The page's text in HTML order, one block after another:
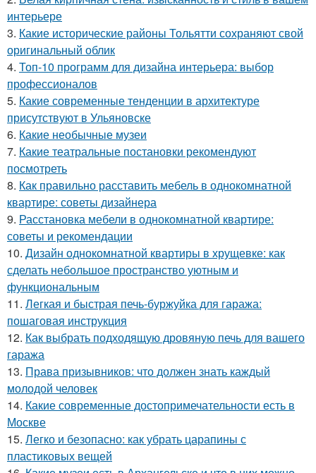
интерьере
3. Какие исторические районы Тольятти сохраняют свой
оригинальный облик
4. Топ-10 программ для дизайна интерьера: выбор
профессионалов
5. Какие современные тенденции в архитектуре
присутствуют в Ульяновске
6. Какие необычные музеи
7. Какие театральные постановки рекомендуют
посмотреть
8. Как правильно расставить мебель в однокомнатной
квартире: советы дизайнера
9. Расстановка мебели в однокомнатной квартире:
советы и рекомендации
10. Дизайн однокомнатной квартиры в хрущевке: как
сделать небольшое пространство уютным и
функциональным
11. Легкая и быстрая печь-буржуйка для гаража:
пошаговая инструкция
12. Как выбрать подходящую дровяную печь для вашего
гаража
13. Права призывников: что должен знать каждый
молодой человек
14. Какие современные достопримечательности есть в
Москве
15. Легко и безопасно: как убрать царапины с
пластиковых вещей